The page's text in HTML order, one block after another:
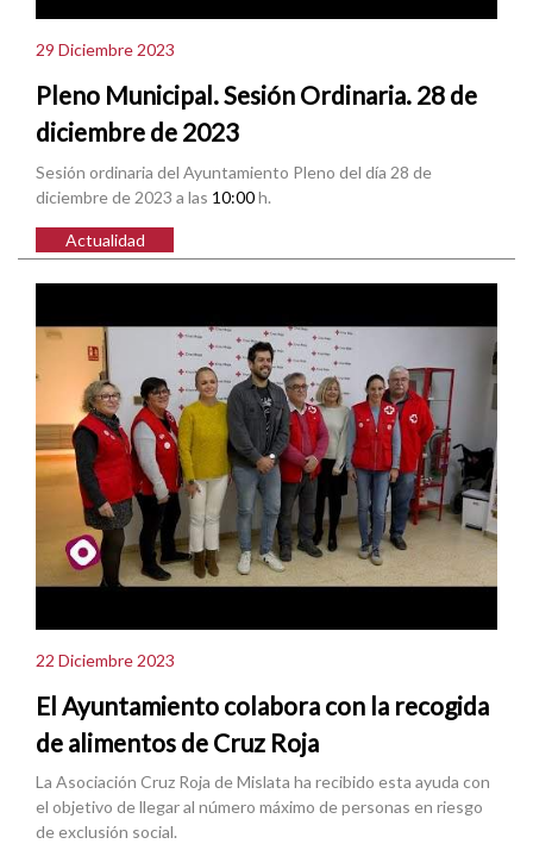
29 Diciembre 2023
Pleno Municipal. Sesión Ordinaria. 28 de
diciembre de 2023
Sesión ordinaria del Ayuntamiento Pleno del día 28 de
diciembre de 2023 a las 10:00h.
Actualidad
22 Diciembre 2023
El Ayuntamiento colabora con la recogida
de alimentos de Cruz Roja
La Asociación Cruz Roja de Mislata ha recibido esta ayuda con
el objetivo de llegar al número máximo de personas en riesgo
de exclusión social.